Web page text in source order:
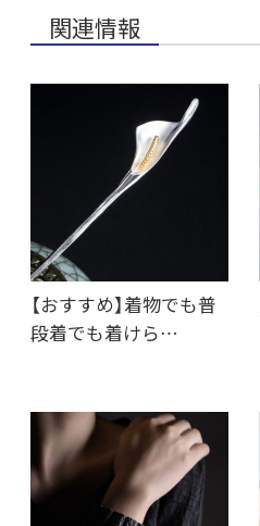
関連情報
【おすすめ】着物でも普
段着でも着けら…